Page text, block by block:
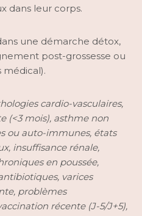
dans leur corps.
une démarche détox,
post-grossesse ou
médical).
cardio-vasculaires,
(<3 mois), asthme non
ou auto-immunes, états
insuffisance rénale,
en poussée,
varices
problèmes
récente (J-5/J+5),